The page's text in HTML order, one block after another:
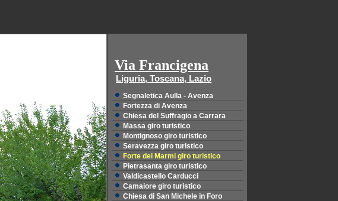
Via Francigena
Liguria, Toscana, Lazio
Segnaletica Aulla - Avenza
Fortezza di Avenza
Chiesa del Suffragio a Carrara
Massa giro turistico
Montignoso giro turistico
Seravezza giro turistico
Forte dei Marmi giro turistico
Pietrasanta giro turistico
Valdicastello Carducci
Camaiore giro turistico
Chiesa di San Michele in Foro